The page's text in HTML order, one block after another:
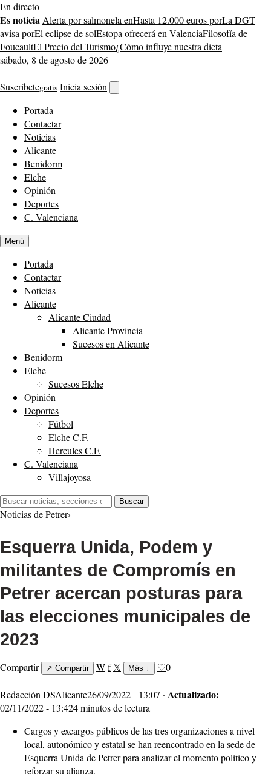
Saltar
al
contenido
En directo
Es noticia Alerta por salmonela enHasta 12.000 euros porLa DGT
avisa porEl eclipse de solEstopa ofrecerá en ValenciaFilosofía de
FoucaultEl Precio del Turismo¿Cómo influye nuestra dieta
sábado, 8 de agosto de 2026
Suscríbetegratis Inicia sesión
buscador
Portada
Contactar
Noticias
Alicante
Benidorm
Elche
Opinión
Deportes
C. Valenciana
Menú
Portada
Contactar
Noticias
Alicante
Alicante Ciudad
Alicante Provincia
Sucesos en Alicante
Benidorm
Elche
Sucesos Elche
Opinión
Deportes
Fútbol
Elche C.F.
Hercules C.F.
C. Valenciana
Villajoyosa
Buscar:
Buscar
Noticias de Petrer›
Esquerra Unida, Podem y
militantes de Compromís en
Petrer acercan posturas para
las elecciones municipales de
2023
Compartir ↗ Compartir Wf 𝕏 Más ↓ ♡0
Redacción DSAlicante26/09/2022 - 13:07 · Actualizado:
02/11/2022 - 13:424 minutos de lectura
Cargos y excargos públicos de las tres organizaciones a nivel
local, autonómico y estatal se han reencontrado en la sede de
Esquerra Unida de Petrer para analizar el momento político y
reforzar su alianza.